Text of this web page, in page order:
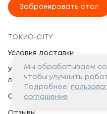
Забронировать стол
ТОКИО-CITY
Условия доставки
Условия программы
лояльности
Сертификаты
Мы обрабатываем
чтобы улучшить
Подробнее:
соглашение